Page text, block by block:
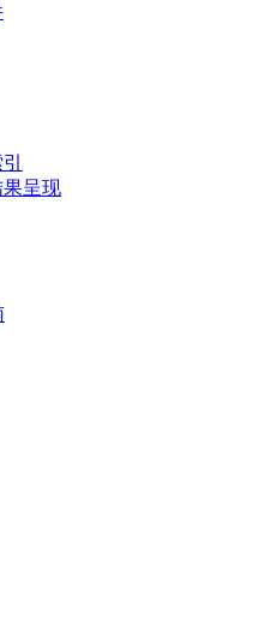
果呈现